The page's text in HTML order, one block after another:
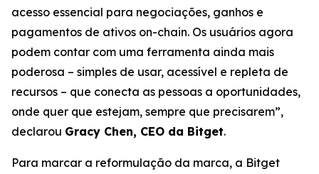
acesso essencial para negociações, ganhos e
pagamentos de ativos on-chain. Os usuários agora
podem contar com uma ferramenta ainda mais
poderosa – simples de usar, acessível e repleta de
recursos – que conecta as pessoas a oportunidades,
onde quer que estejam, sempre que precisarem”,
declarou Gracy Chen, CEO da Bitget.
Para marcar a reformulação da marca, a Bitget